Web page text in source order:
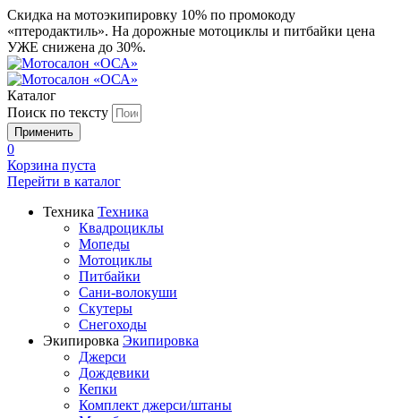
Скидка на мотоэкипировку 10% по промокоду
«птеродактиль». На дорожные мотоциклы и питбайки цена
УЖЕ снижена до 30%.
Каталог
Поиск по тексту
0
Корзина пуста
Перейти в каталог
Техника Техника
Квадроциклы
Мопеды
Мотоциклы
Питбайки
Сани-волокуши
Скутеры
Снегоходы
Экипировка Экипировка
Джерси
Дождевики
Кепки
Комплект джерси/штаны